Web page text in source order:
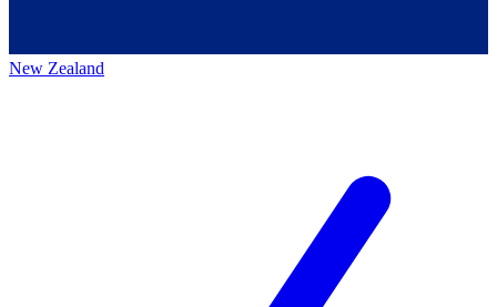
New Zealand